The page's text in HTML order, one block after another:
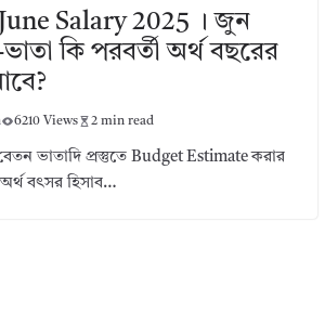
Salary 2025 । জুন
কি পরবর্তী অর্থ বছরের
6210 Views 2 min read
ভাতাদি প্রস্তুতে Budget Estimate করার
বৎসর হিসাব…